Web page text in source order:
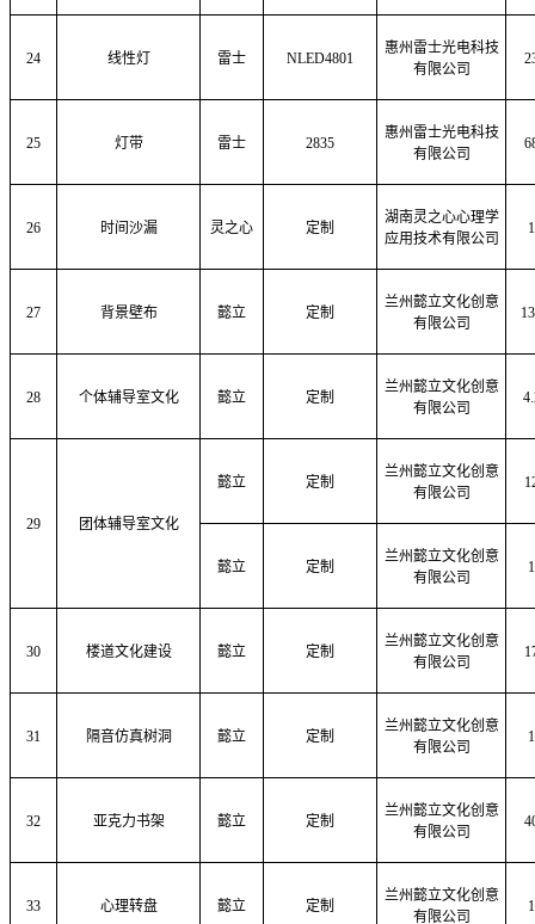
24 线性灯 雷士 NLED4801
惠州雷士光电科技
有限公司
25 灯带 雷士 2835
惠州雷士光电科技
有限公司
26 时间沙漏 灵之心 定制
湖南灵之心心理学
应用技术有限公司
1
27 背景壁布 懿立 定制
兰州懿立文化创意
有限公司
28 个体辅导室文化 懿立 定制
兰州懿立文化创意
有限公司
29 团体辅导室文化
懿立 定制
兰州懿立文化创意
有限公司
懿立 定制
兰州懿立文化创意
有限公司
1
30 楼道文化建设 懿立 定制
兰州懿立文化创意
有限公司
31 隔音仿真树洞 懿立 定制
兰州懿立文化创意
有限公司
1
32 亚克力书架 懿立 定制
兰州懿立文化创意
有限公司
33 心理转盘 懿立 定制
兰州懿立文化创意
有限公司
1